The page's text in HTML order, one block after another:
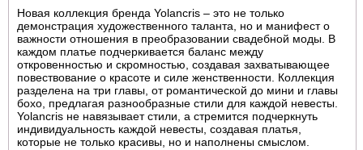
Новая коллекция бренда Yolancris – это не только
демонстрация художественного таланта, но и манифест о
важности отношения в преобразовании свадебной моды. В
каждом платье подчеркивается баланс между
откровенностью и скромностью, создавая захватывающее
повествование о красоте и силе женственности. Коллекция
разделена на три главы, от романтической до мини и главы
бохо, предлагая разнообразные стили для каждой невесты.
Yolancris не навязывает стили, а стремится подчеркнуть
индивидуальность каждой невесты, создавая платья,
которые не только красивы, но и наполнены смыслом.